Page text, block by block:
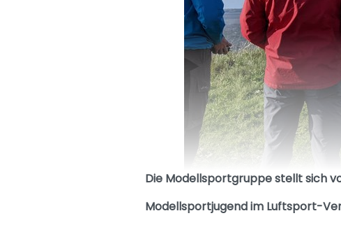
Die Modellsportgruppe stellt sich
Modellsportjugend im Luftsport-